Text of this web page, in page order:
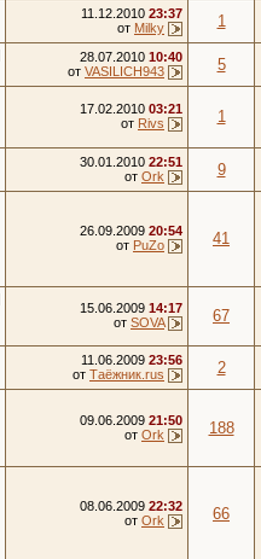
11.12.2010 23:37
от Milky
1
28.07.2010 10:40
от VASILICH943
5
17.02.2010 03:21
от Rivs 1
30.01.2010 22:51
от Ork
9
26.09.2009 20:54
от PuZo 41
15.06.2009 14:17
от SOVA 67
11.06.2009 23:56
от Таёжник.rus
2
09.06.2009 21:50
от Ork 188
08.06.2009 22:32
от Ork 66